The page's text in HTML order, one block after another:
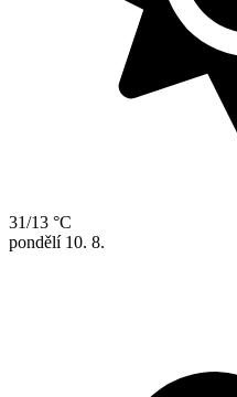
31/13 °C
pondělí 10. 8.